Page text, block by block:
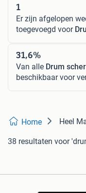
1
Er zijn afgelopen
toegevoegd voor
31,6%
Van alle Drum
beschikbaar voor
Home Heel
38 resultaten voor